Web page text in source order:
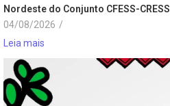
Nordeste do Conjunto CFESS-CRESS
04/08/2026 /
Leia mais